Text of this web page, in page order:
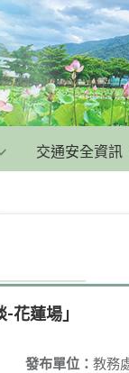
交通安全資訊
花蓮場」
發布單位： 教務